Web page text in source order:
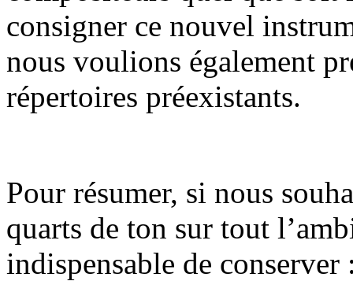
consigner ce nouvel
nous voulions également
répertoires préexistants.
Pour résumer, si nous
quarts de ton sur tout
indispensable de conserver